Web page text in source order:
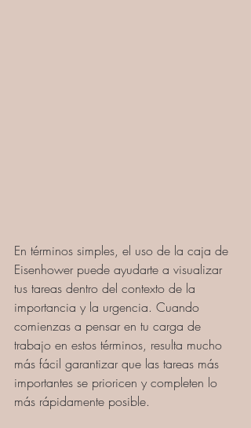
En términos simples, el uso de la caja de
Eisenhower puede ayudarte a visualizar
tus tareas dentro del contexto de la
importancia y la urgencia. Cuando
comienzas a pensar en tu carga de
trabajo en estos términos, resulta mucho
más fácil garantizar que las tareas más
importantes se prioricen y completen lo
más rápidamente posible.